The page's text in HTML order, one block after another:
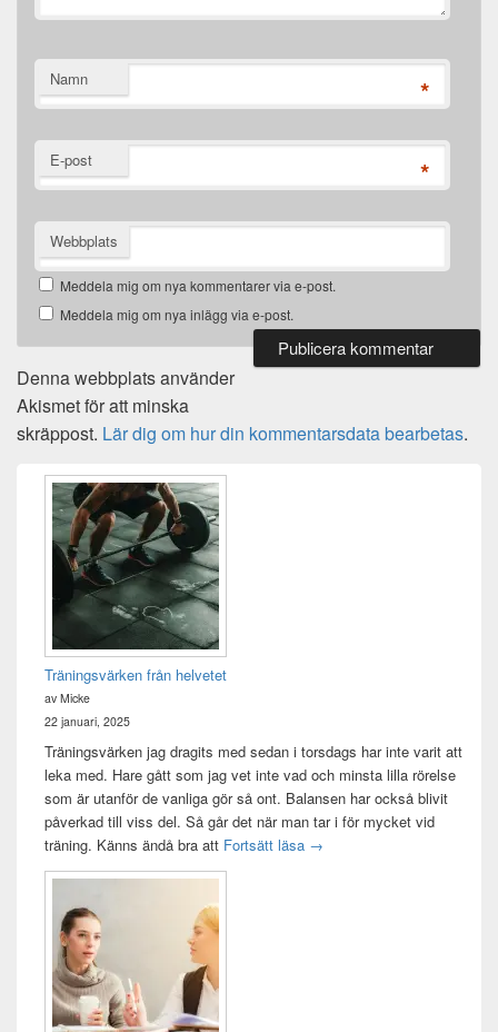
Namn *
E-post *
Webbplats
Meddela mig om nya kommentarer via e-post.
Meddela mig om nya inlägg via e-post.
Denna webbplats använder
Akismet för att minska
skräppost. Lär dig om hur din kommentarsdata bearbetas.
Primära
sidofältet
Widget
område
Träningsvärken från helvetet
av Micke
22 januari, 2025
Träningsvärken jag dragits med sedan i torsdags har inte varit att
leka med. Hare gått som jag vet inte vad och minsta lilla rörelse
som är utanför de vanliga gör så ont. Balansen har också blivit
påverkad till viss del. Så går det när man tar i för mycket vid
träning. Känns ändå bra att Fortsätt läsa Träningsvärken från helvetet
→